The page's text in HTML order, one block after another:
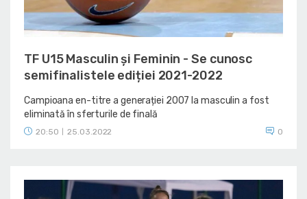
TF U15 Masculin și Feminin - Se cunosc
semifinalistele ediției 2021-2022
Campioana en-titre a generației 2007 la masculin a fost
eliminată în sferturile de finală
20:50 25.03.2022 0